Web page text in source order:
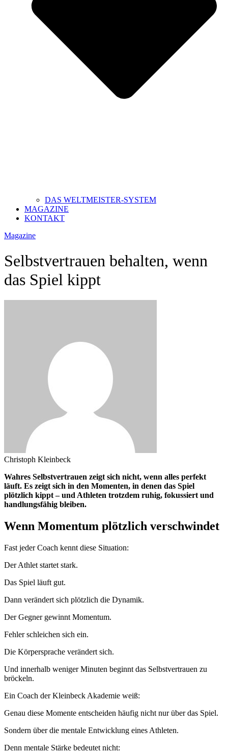
DAS WELTMEISTER-SYSTEM
MAGAZINE
KONTAKT
Magazine
Selbstvertrauen behalten, wenn
das Spiel kippt
Christoph Kleinbeck
Wahres Selbstvertrauen zeigt sich nicht, wenn alles perfekt
läuft. Es zeigt sich in den Momenten, in denen das Spiel
plötzlich kippt – und Athleten trotzdem ruhig, fokussiert und
handlungsfähig bleiben.
Wenn Momentum plötzlich verschwindet
Fast jeder Coach kennt diese Situation:
Der Athlet startet stark.
Das Spiel läuft gut.
Dann verändert sich plötzlich die Dynamik.
Der Gegner gewinnt Momentum.
Fehler schleichen sich ein.
Die Körpersprache verändert sich.
Und innerhalb weniger Minuten beginnt das Selbstvertrauen zu
bröckeln.
Ein Coach der Kleinbeck Akademie weiß:
Genau diese Momente entscheiden häufig nicht nur über das Spiel.
Sondern über die mentale Entwicklung eines Athleten.
Denn mentale Stärke bedeutet nicht: